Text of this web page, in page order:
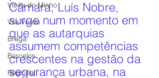
Vieira do Minho
Vila Verde
Braga
Barcelos
Regional
Câmara, Luís Nobre,
surge num momento em
que as autarquias
assumem competências
crescentes na gestão da
segurança urbana, na